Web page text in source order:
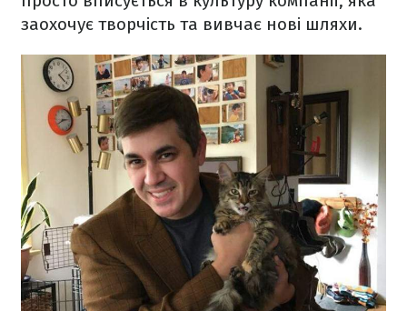
заохочує творчість та вивчає нові шляхи.